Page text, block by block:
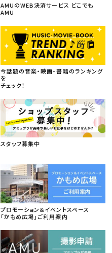
AMUのWEB決済サービス どこでも
AMU
今話題の音楽・映画・書籍のランキング
を
チェック！
スタッフ募集中
プロモーション＆イベントスペース
「かもめ広場」ご利用案内